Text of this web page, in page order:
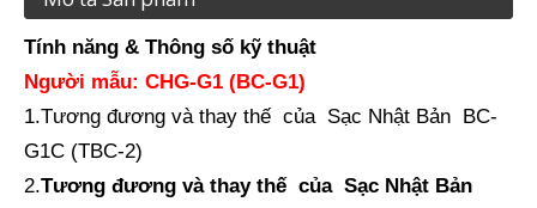
Tính năng & Thông số kỹ thuật
Người mẫu: CHG-G1 (BC-G1)
1.Tương đương và thay thế của Sạc Nhật Bản BC-
G1C (TBC-2)
2.Tương đương và thay thế của Sạc Nhật Bản